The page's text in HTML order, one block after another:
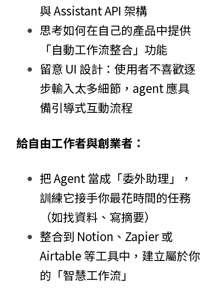
與 Assistant API 架構
思考如何在自己的產品中提供
「自動工作流整合」功能
留意 UI 設計：使用者不喜歡逐
步輸入太多細節，agent 應具
備引導式互動流程
給自由工作者與創業者：
把 Agent 當成「委外助理」，
訓練它接手你最花時間的任務
（如找資料、寫摘要）
整合到 Notion、Zapier 或
Airtable 等工具中，建立屬於你
的「智慧工作流」